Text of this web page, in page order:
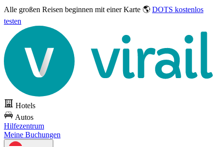
Alle großen Reisen beginnen mit einer Karte 🌎 DOTS kostenlos
testen
Hotels
Autos
Hilfezentrum
Meine Buchungen